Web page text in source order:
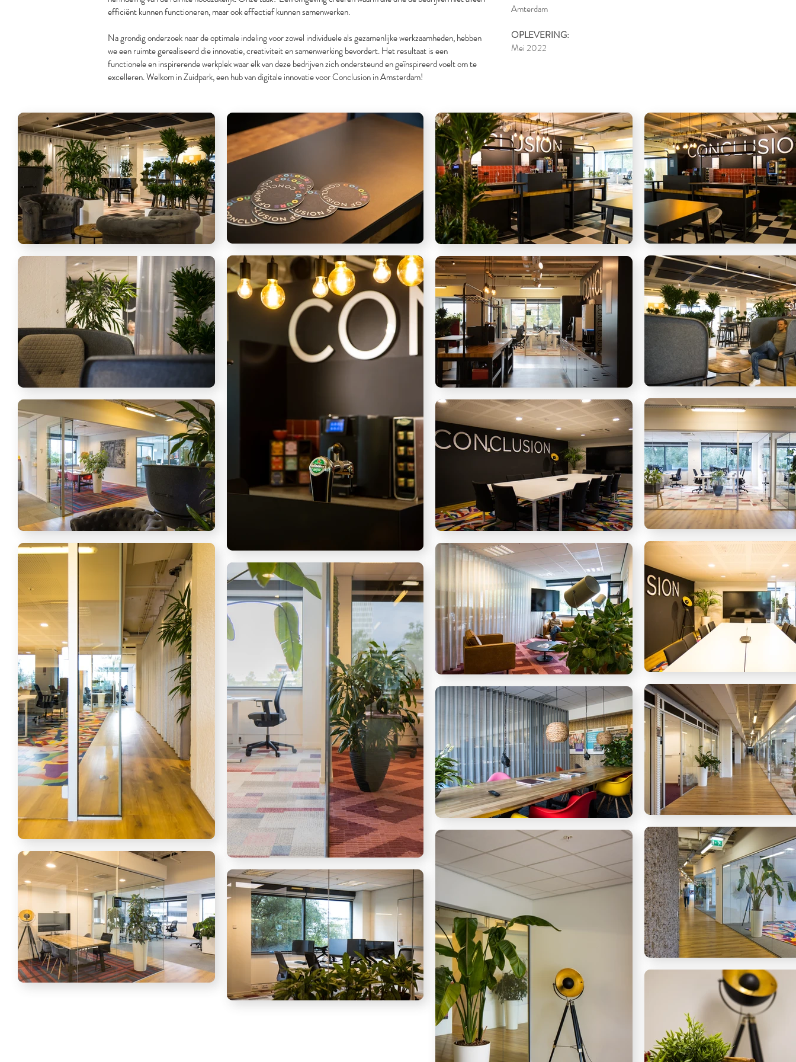
efficiënt kunnen functioneren, maar ook effectief kunnen samenwerken.
Na grondig onderzoek naar de optimale indeling voor zowel individuele als gezamenlijke werkzaamheden, hebben
we een ruimte gerealiseerd die innovatie, creativiteit en samenwerking bevordert. Het resultaat is een
functionele en inspirerende werkplek waar elk van deze bedrijven zich ondersteund en geïnspireerd voelt om te
excelleren. Welkom in Zuidpark, een hub van digitale innovatie voor Conclusion in Amsterdam!
efficiënt kunnen functioneren, maar ook effectief kunnen samenwerken.
Na grondig onderzoek naar de optimale indeling voor zowel individuele als gezamenlijke werkzaamheden, hebben
we een ruimte gerealiseerd die innovatie, creativiteit en samenwerking bevordert. Het resultaat is een
functionele en inspirerende werkplek waar elk van deze bedrijven zich ondersteund en geïnspireerd voelt om te
excelleren. Welkom in Zuidpark, een hub van digitale innovatie voor Conclusion in Amsterdam!
Amterdam
OPLEVERING:
Mei 2022